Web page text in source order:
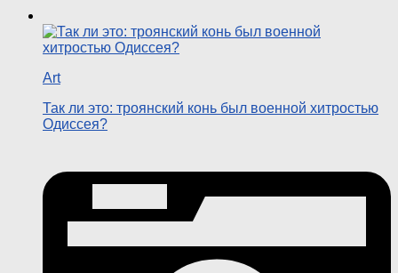
Art
Так ли это: троянский конь был военной хитростью
Одиссея?